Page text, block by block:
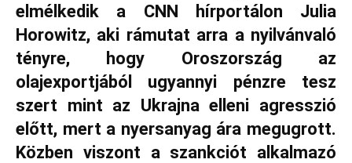
elmélkedik a CNN hírportálon Julia
Horowitz, aki rámutat arra a nyilvánvaló
tényre, hogy Oroszország az
olajexportjából ugyannyi pénzre tesz
szert mint az Ukrajna elleni agresszió
előtt, mert a nyersanyag ára megugrott.
Közben viszont a szankciót alkalmazó